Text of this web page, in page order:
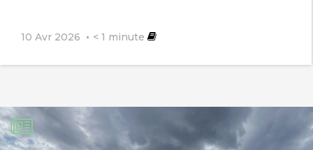
10 Avr 2026 < 1 minute